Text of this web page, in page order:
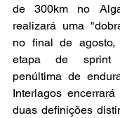
de 300km no
realizará uma
no final de
etapa de sprint
penúltima de
Interlagos
duas definições